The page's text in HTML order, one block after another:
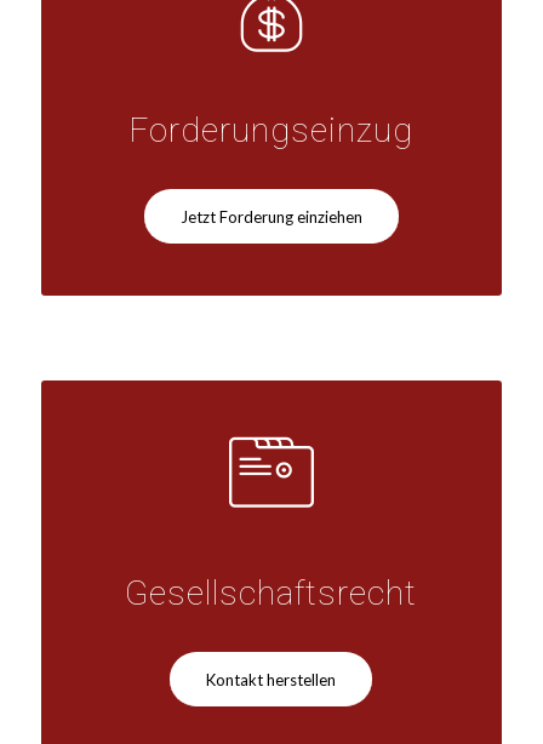
Forderungseinzug
Jetzt Forderung einziehen
Gesellschaftsrecht
Kontakt herstellen